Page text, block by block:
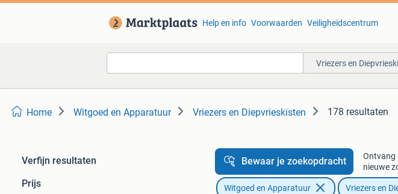
Help en info Voorwaarden Veiligheidscentrum
Vriezers en
Home Witgoed en Apparatuur Vriezers en Diepvrieskisten 178 resultaten
Verfijn resultaten
Prijs
Bewaar je zoekopdracht
Ontvang
nieuwe
Witgoed en Apparatuur Vriezers en